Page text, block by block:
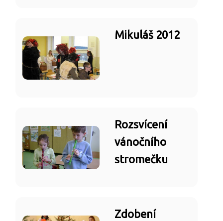
Mikuláš 2012
Rozsvícení
vánočního
stromečku
Zdobení